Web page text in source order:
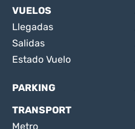
VUELOS
Llegadas
Salidas
Estado Vuelo
PARKING
TRANSPORT
Metro